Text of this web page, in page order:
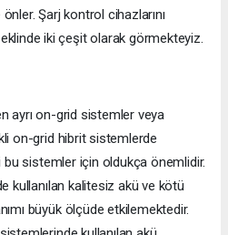
önler. Şarj kontrol cihazlarını
iki çeşit olarak görmekteyiz.
ayrı on-grid sistemler veya
on-grid hibrit sistemlerde
bu sistemler için oldukça önemlidir.
kullanılan kalitesiz akü ve kötü
büyük ölçüde etkilemektedir.